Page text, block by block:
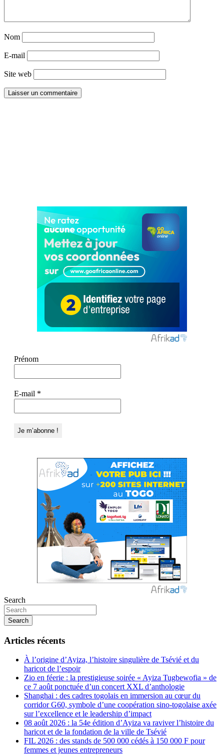
Nom
E-mail
Site web
Prénom
E-mail *
Search
Search
Articles récents
À l’origine d’Ayiza, l’histoire singulière de Tsévié et du
haricot de l’espoir
Zio en féerie : la prestigieuse soirée « Ayiza Tugbewofia » de
ce 7 août ponctuée d’un concert XXL d’anthologie
Shanghai : des cadres togolais en immersion au cœur du
corridor G60, symbole d’une coopération sino-togolaise axée
sur l’excellence et le leadership d’impact
08 août 2026 : la 54e édition d’Ayiza va raviver l’histoire du
haricot et de la fondation de la ville de Tsévié
FIL 2026 : des stands de 500 000 cédés à 150 000 F pour
femmes et jeunes entrepreneurs